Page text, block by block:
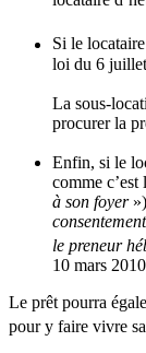
Si le
loi du 6
La sous-
procurer la
Enfin, si le
comme
à son foyer
le preneur
10 mars
Le prêt pourra
pour y faire vivre